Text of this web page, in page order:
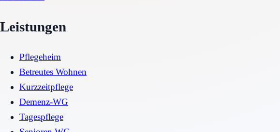
Leistungen
Pflegeheim
Betreutes Wohnen
Kurzzeitpflege
Demenz-WG
Tagespflege